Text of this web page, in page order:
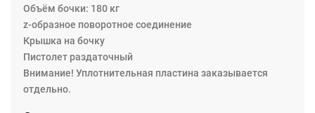
Объём бочки: 180 кг
z-образное поворотное соединение
Крышка на бочку
Пистолет раздаточный
Внимание! Уплотнительная пластина заказывается
отдельно.